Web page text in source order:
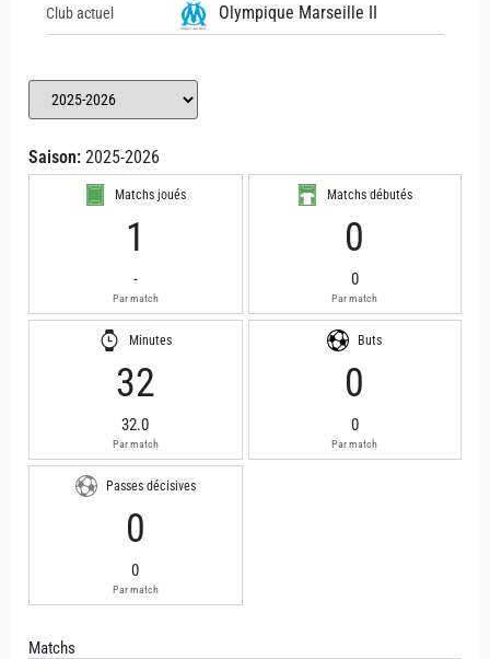
Club actuel Olympique Marseille II
Saison: 2025-2026
Matchs joués
1
-
Par match
Matchs débutés
0
0
Par match
Minutes
32
32.0
Par match
Buts
0
0
Par match
Passes décisives
0
0
Par match
Matchs